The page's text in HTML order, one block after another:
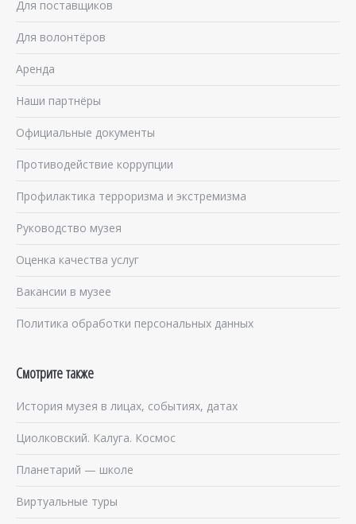
Для поставщиков
Для волонтёров
Аренда
Наши партнёры
Официальные документы
Противодействие коррупции
Профилактика терроризма и экстремизма
Руководство музея
Оценка качества услуг
Вакансии в музее
Политика обработки персональных данных
Смотрите также
История музея в лицах, событиях, датах
Циолковский. Калуга. Космос
Планетарий — школе
Виртуальные туры